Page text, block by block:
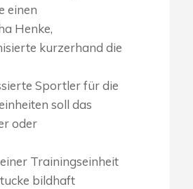
einen
Henke,
kurzerhand die
Sportler für die
soll das
oder
Trainingseinheit
bildhaft